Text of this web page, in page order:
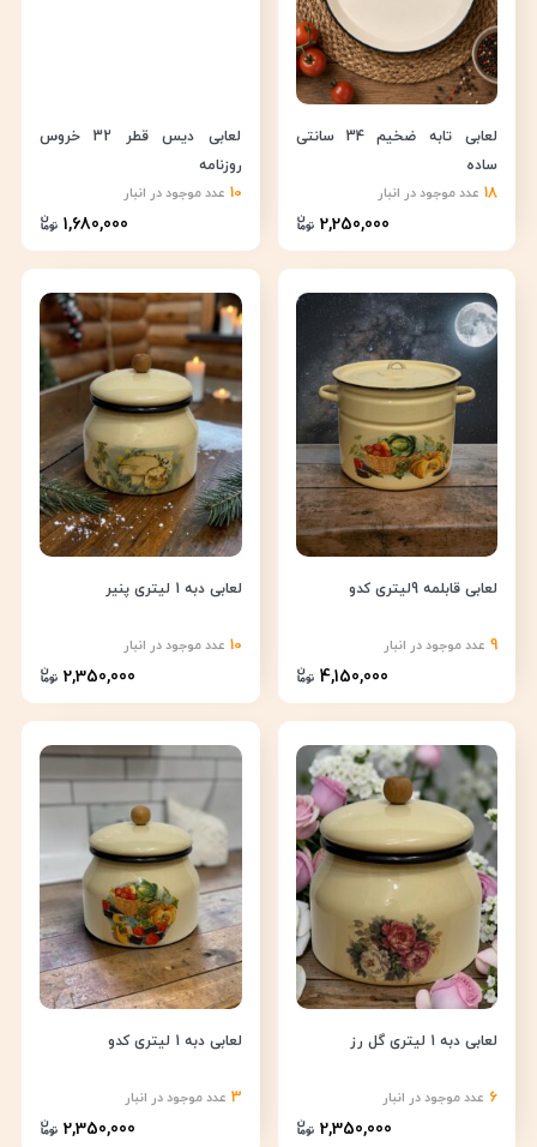
18 عدد موجود در انبار
لعابی تابه ضخیم 34 سانتی
ساده
2,250,000
10 عدد موجود در انبار
لعابی دیس قطر 32 خروس
روزنامه
1,680,000
9 عدد موجود در انبار
لعابی قابلمه 9لیتری کدو
4,150,000
10 عدد موجود در انبار
لعابی دبه 1 لیتری پنیر
2,350,000
6 عدد موجود در انبار
لعابی دبه 1 لیتری گل رز
2,350,000
3 عدد موجود در انبار
لعابی دبه 1 لیتری کدو
2,350,000